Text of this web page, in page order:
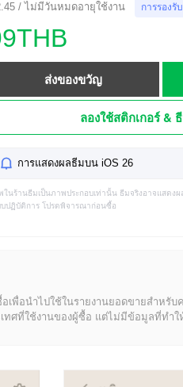
/ ไม่มีวันหมดอายุใช้งาน การรองรั
ส่งของขวัญ
ลองใช้สติกเกอร์ &
การแสดงผลธีมบน iOS 26
ในร้านธีมเป็นภาพประกอบเท่านั้น ธีมจริงอาจแสดง
บปฏิบัติการ โปรดพิจารณาก่อนซื้อ
เพื่อนำไปใช้ในรายงานยอดขายสำหรับ
ทศที่ใช้งานของผู้ซื้อ แต่ไม่มีข้อมูลที่ทำ